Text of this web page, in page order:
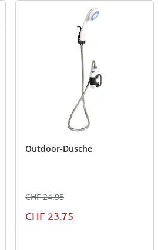
Outdoor-Dusche
CHF 24.95
CHF 23.75